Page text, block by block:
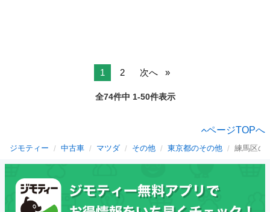
1 2 次へ
全74件中 1-50件表示
ページTOPへ
ジモティー 中古車 マツダ その他 東京都のその他 練馬区の